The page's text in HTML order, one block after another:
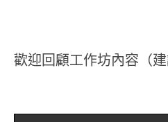
歡迎回顧工作坊內容（